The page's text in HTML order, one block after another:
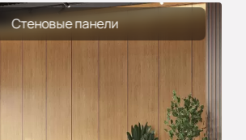
Стеновые панели